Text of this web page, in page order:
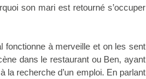
son mari est retourné s’occuper
fonctionne à merveille et on les sent
dans le restaurant ou Ben, ayant
la recherche d’un emploi. En parlant